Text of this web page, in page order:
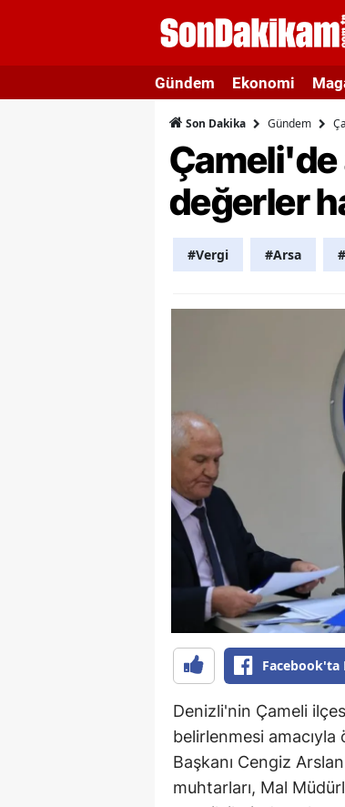
Gündem Ekonomi
Son Dakika Gündem
Çameli'de
değerler
#Vergi #Arsa
Facebook'ta
Denizli'nin Çameli
belirlenmesi
Başkanı Cengiz
muhtarları, Mal